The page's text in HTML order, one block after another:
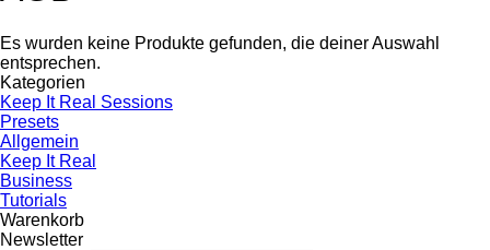
Es wurden keine Produkte gefunden, die deiner Auswahl
entsprechen.
Kategorien
Keep It Real Sessions
Presets
Allgemein
Keep It Real
Business
Tutorials
Warenkorb
Newsletter